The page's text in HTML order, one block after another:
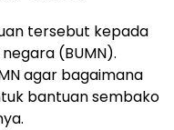
tersebut kepada
(BUMN).
agar bagaimana
bantuan sembako